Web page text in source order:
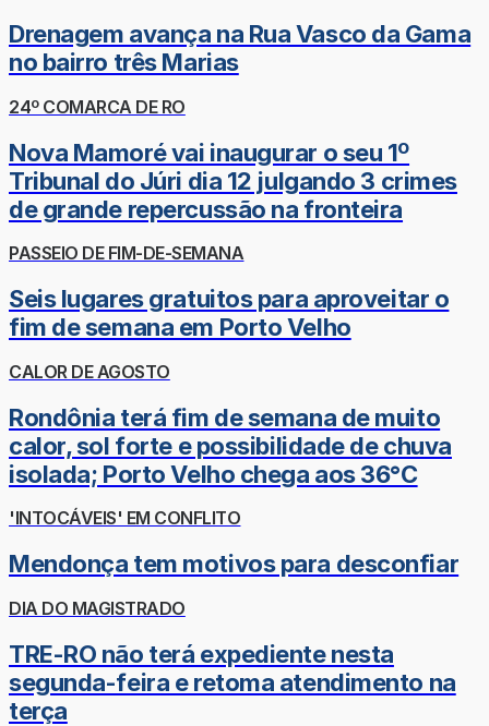
Drenagem avança na Rua Vasco da Gama
no bairro três Marias
24º COMARCA DE RO
Nova Mamoré vai inaugurar o seu 1º
Tribunal do Júri dia 12 julgando 3 crimes
de grande repercussão na fronteira
PASSEIO DE FIM-DE-SEMANA
Seis lugares gratuitos para aproveitar o
fim de semana em Porto Velho
CALOR DE AGOSTO
Rondônia terá fim de semana de muito
calor, sol forte e possibilidade de chuva
isolada; Porto Velho chega aos 36°C
'INTOCÁVEIS' EM CONFLITO
Mendonça tem motivos para desconfiar
DIA DO MAGISTRADO
TRE-RO não terá expediente nesta
segunda-feira e retoma atendimento na
terça